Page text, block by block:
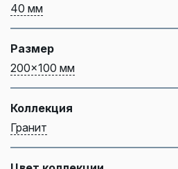
40 мм
Размер
200x100 мм
Коллекция
Гранит